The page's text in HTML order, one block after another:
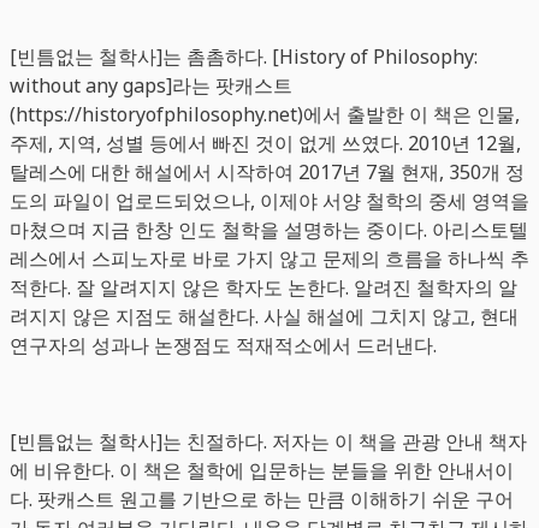
[빈틈없는 철학사]는 촘촘하다. [History of Philosophy:
without any gaps]라는 팟캐스트
(https://historyofphilosophy.net)에서 출발한 이 책은 인물,
주제, 지역, 성별 등에서 빠진 것이 없게 쓰였다. 2010년 12월,
탈레스에 대한 해설에서 시작하여 2017년 7월 현재, 350개 정
도의 파일이 업로드되었으나, 이제야 서양 철학의 중세 영역을
마쳤으며 지금 한창 인도 철학을 설명하는 중이다. 아리스토텔
레스에서 스피노자로 바로 가지 않고 문제의 흐름을 하나씩 추
적한다. 잘 알려지지 않은 학자도 논한다. 알려진 철학자의 알
려지지 않은 지점도 해설한다. 사실 해설에 그치지 않고, 현대
연구자의 성과나 논쟁점도 적재적소에서 드러낸다.
[빈틈없는 철학사]는 친절하다. 저자는 이 책을 관광 안내 책자
에 비유한다. 이 책은 철학에 입문하는 분들을 위한 안내서이
다. 팟캐스트 원고를 기반으로 하는 만큼 이해하기 쉬운 구어